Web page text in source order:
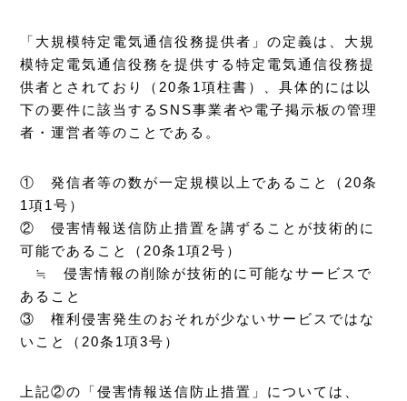
「大規模特定電気通信役務提供者」の定義は、大規
模特定電気通信役務を提供する特定電気通信役務提
供者とされており（20条1項柱書）、具体的には以
下の要件に該当するSNS事業者や電子掲示板の管理
者・運営者等のことである。
① 発信者等の数が一定規模以上であること（20条
1項1号）
② 侵害情報送信防止措置を講ずることが技術的に
可能であること（20条1項2号）
≒ 侵害情報の削除が技術的に可能なサービスで
あること
③ 権利侵害発生のおそれが少ないサービスではな
いこと（20条1項3号）
上記②の「侵害情報送信防止措置」については、